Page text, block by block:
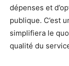
dépenses et
publique. C’est
simplifiera le
qualité du